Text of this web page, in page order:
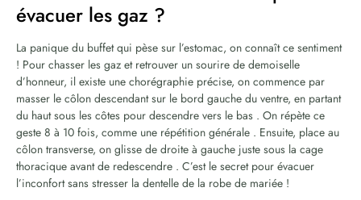
évacuer les gaz ?
La panique du buffet qui pèse sur l’estomac, on connaît ce sentiment
! Pour chasser les gaz et retrouver un sourire de demoiselle
d’honneur, il existe une chorégraphie précise, on commence par
masser le côlon descendant sur le bord gauche du ventre, en partant
du haut sous les côtes pour descendre vers le bas . On répète ce
geste 8 à 10 fois, comme une répétition générale . Ensuite, place au
côlon transverse, on glisse de droite à gauche juste sous la cage
thoracique avant de redescendre . C’est le secret pour évacuer
l’inconfort sans stresser la dentelle de la robe de mariée !